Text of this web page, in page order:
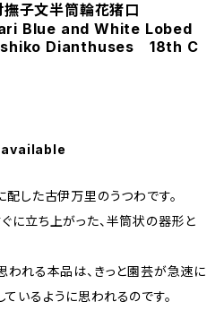
子文半筒輪花猪口
Blue and White Lobed
Dianthuses 18th C
した古伊万里のうつわです。
に立ち上がった、半筒状の器形と
れる本品は、きっと園芸が急速に
いるように思われるのです。